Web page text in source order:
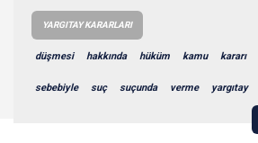
YARGITAY KARARLARI
düşmesi hakkında hüküm kamu kararı
sebebiyle suç suçunda verme yargıtay